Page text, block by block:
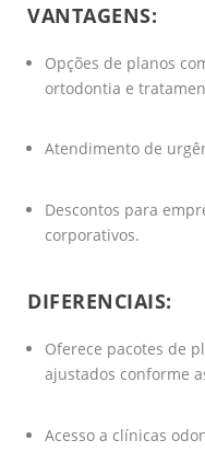
VANTAGENS:
Opções de planos
ortodontia e
Atendimento de
Descontos para
corporativos.
DIFERENCIAIS:
Oferece pacotes de
ajustados conforme
Acesso a clínicas